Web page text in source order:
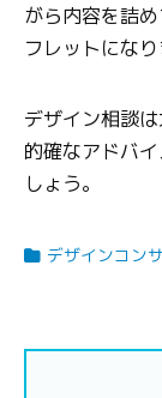
がら内容を詰
フレットになり
デザイン相談
的確なアドバ
しょう。
デザインコン